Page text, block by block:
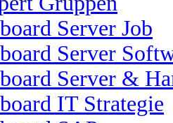
Server Job
Server
Server &
IT Strategie